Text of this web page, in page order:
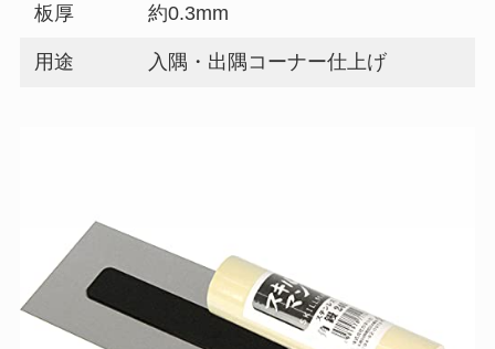
板厚 約0.3mm
用途 入隅・出隅コーナー仕上げ